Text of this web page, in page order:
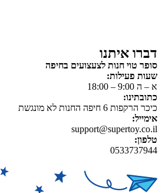
דברו איתנו
סופר טוי חנות לצעצועים בחיפה
שעות פעילות:
א – ה 9:00 – 18:00
כתובתינו:
כיכר הרקפות 6 חיפה החנות לא מונגשת
אימייל:
support@supertoy.co.il
טלפון:
0533737944